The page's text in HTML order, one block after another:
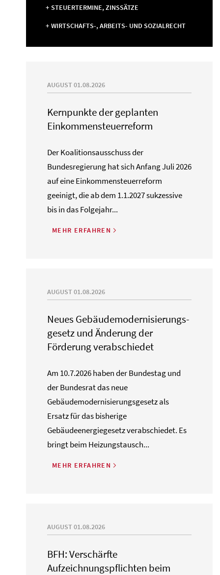
STEUERTERMINE, ZINSSÄTZE
WIRTSCHAFTS-, ARBEITS- UND SOZIALRECHT
AUGUST 01.08.2026
Kernpunkte der geplanten
Einkommensteuerreform
Der Koalitionsausschuss der
Bundesregierung hat sich Anfang Juli 2026
auf eine Einkommensteuerreform
geeinigt, die ab dem 1.1.2027 sukzessive
bis in das Folgejahr...
MEHR ERFAHREN
AUGUST 01.08.2026
Neues Gebäude­moderni­sierungs­
gesetz und Änderung der
Förderung verabschiedet
Am 10.7.2026 haben der Bundestag und
der Bundesrat das neue
Gebäudemodernisierungsgesetz als
Ersatz für das bisherige
Gebäudeenergiegesetz verabschiedet. Es
bringt beim Heizungstausch...
MEHR ERFAHREN
AUGUST 01.08.2026
BFH: Verschärfte
Aufzeichnungspflichten beim